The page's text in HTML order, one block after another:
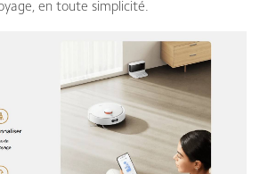
en toute simplicité.